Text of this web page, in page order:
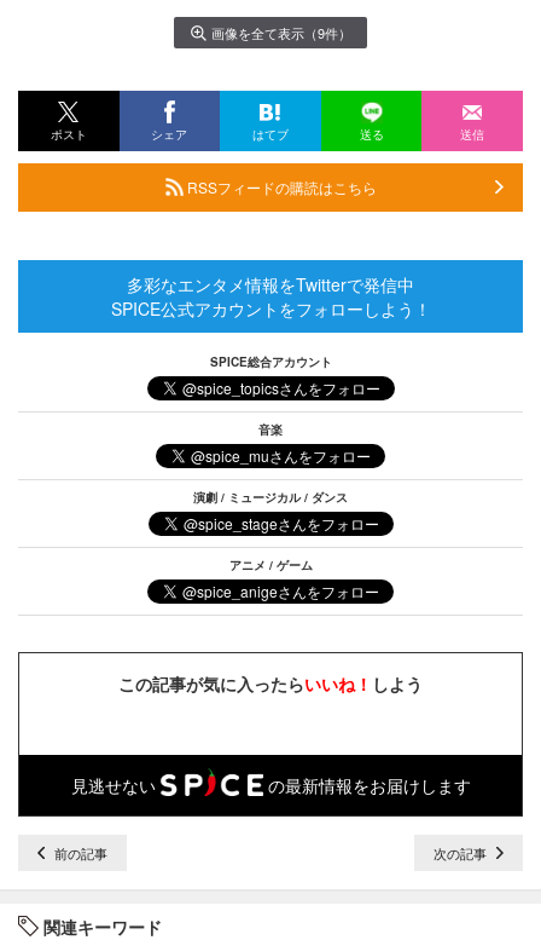
画像を全て表示（9件）
ポスト シェア はてブ 送る 送信
RSSフィードの購読はこちら
多彩なエンタメ情報をTwitterで発信中
SPICE公式アカウントをフォローしよう！
SPICE総合アカウント
音楽
演劇 / ミュージカル / ダンス
アニメ / ゲーム
この記事が気に入ったらいいね！ しよう
見逃せない の最新情報をお届けします
前の記事 次の記事
関連キーワード